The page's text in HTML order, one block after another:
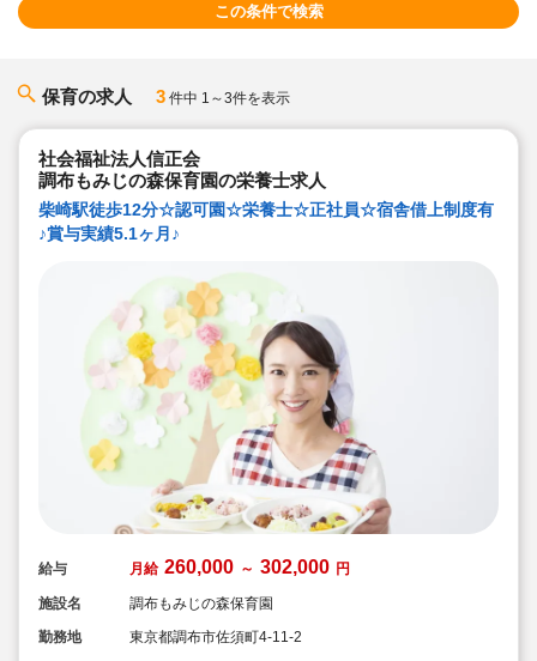
この条件で検索
保育の求人 3 件中 1～3件を表示
社会福祉法人信正会
調布もみじの森保育園の栄養士求人
柴崎駅徒歩12分☆認可園☆栄養士☆正社員☆宿舎借上制度有
♪賞与実績5.1ヶ月♪
給与 月給 260,000 ～ 302,000 円
施設名
調布もみじの森保育園
勤務地
東京都調布市佐須町4-11-2